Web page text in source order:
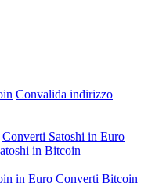
Convalida indirizzo
Converti Satoshi in Euro
in Bitcoin
in Euro Converti Bitcoin